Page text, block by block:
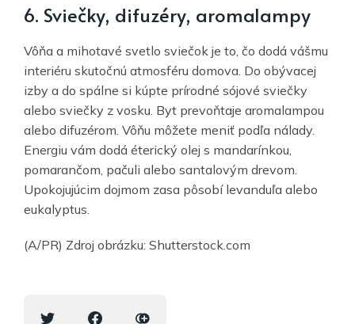
6. Sviečky, difuzéry, aromalampy
Vôňa a mihotavé svetlo sviečok je to, čo dodá vášmu
interiéru skutočnú atmosféru domova. Do obývacej
izby a do spálne si kúpte prírodné sójové sviečky
alebo sviečky z vosku. Byt prevoňtaje aromalampou
alebo difuzérom. Vôňu môžete meniť podľa nálady.
Energiu vám dodá éterický olej s mandarínkou,
pomarančom, pačuli alebo santalovým drevom.
Upokojujúcim dojmom zasa pôsobí levanduľa alebo
eukalyptus.
(A/PR) Zdroj obrázku: Shutterstock.com